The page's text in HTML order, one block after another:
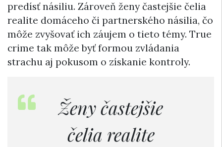
predísť násiliu. Zároveň ženy častejšie čelia
realite domáceho či partnerského násilia, čo
môže zvyšovať ich záujem o tieto témy. True
crime tak môže byť formou zvládania
strachu aj pokusom o získanie kontroly.
Ženy častejšie
čelia realite